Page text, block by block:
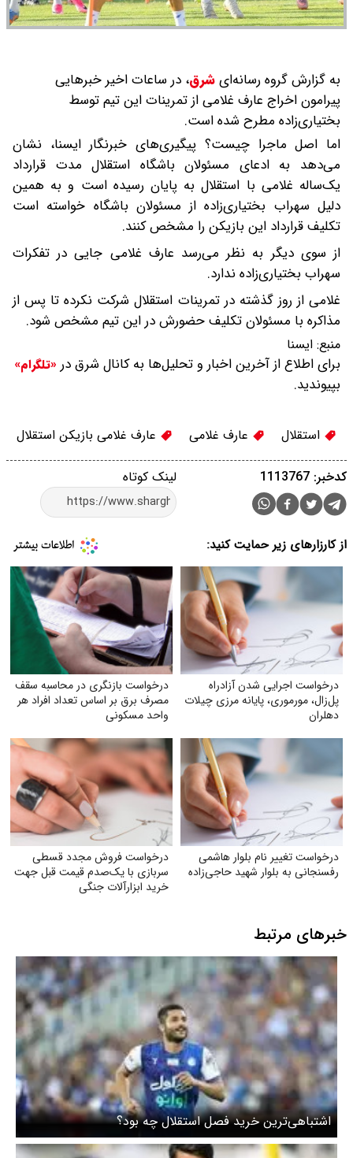
به گزارش گروه رسانه‌ایشرق، در ساعات اخیر خبرهایی
پیرامون اخراج عارف غلامی از تمرینات این تیم توسط
بختیاری‌زاده مطرح شده است.
اما اصل ماجرا چیست؟ پیگیری‌های خبرنگار ایسنا، نشان
می‌دهد به ادعای مسئولان باشگاه استقلال مدت قرارداد
یک‌ساله غلامی با استقلال به پایان رسیده است و به همین
دلیل سهراب بختیاری‌زاده از مسئولان باشگاه خواسته است
تکلیف قرارداد این بازیکن را مشخص کنند.
از سوی دیگر به نظر می‌رسد عارف غلامی جایی در تفکرات
سهراب بختیاری‌زاده ندارد.
غلامی از روز گذشته در تمرینات استقلال شرکت نکرده تا پس از
مذاکره با مسئولان تکلیف حضورش در این تیم مشخص شود.
منبع: ايسنا
برای اطلاع از آخرین اخبار و تحلیل‌ها به کانال شرق در «تلگرام»
بپیوندید.
استقلال عارف غلامی عارف غلامی بازیکن استقلال
لینک کوتاه کدخبر: 1113767
از کارزارهای زیر حمایت کنید:
درخواست اجرایی شدن آزادراه
پل‌زال، مورموری، پایانه مرزی چیلات
دهلران
درخواست بازنگری در محاسبه سقف
مصرف برق بر اساس تعداد افراد هر
واحد مسکونی
درخواست تغییر نام بلوار هاشمی
رفسنجانی به بلوار شهید حاجی‌زاده
درخواست فروش مجدد قسطی
سربازی با یک‌صدم قیمت قبل جهت
خرید ابزارآلات جنگی
خبرهای مرتبط
اشتباهی‌ترین خرید فصل استقلال چه بود؟